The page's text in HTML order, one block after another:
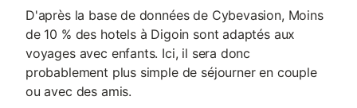
D'après la base de données de Cybevasion, Moins
de 10 % des hotels à Digoin sont adaptés aux
voyages avec enfants. Ici, il sera donc
probablement plus simple de séjourner en couple
ou avec des amis.